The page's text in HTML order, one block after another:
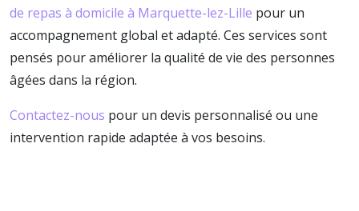
de repas à domicile à Marquette-lez-Lille pour un
accompagnement global et adapté. Ces services sont
pensés pour améliorer la qualité de vie des personnes
âgées dans la région.
Contactez-nous pour un devis personnalisé ou une
intervention rapide adaptée à vos besoins.